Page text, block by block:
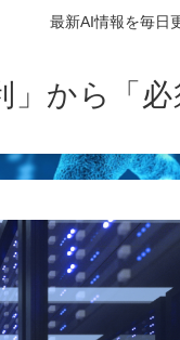
最新AI情報を毎日
」から「